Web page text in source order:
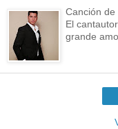
Canción de
El
grande